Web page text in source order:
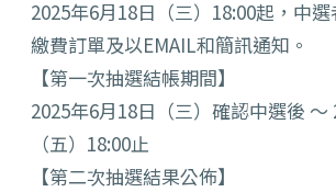
2025年6月18日（三）18:00起， 中
繳費訂單及以EMAIL和簡訊通知。
【第一次抽選結帳期間】
2025年6月18日（三）確認中選後 ～
（五）18:00止
【第二次抽選結果公佈】